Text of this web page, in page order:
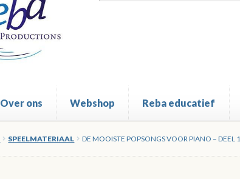
Over ons Webshop Reba educatief
SPEELMATERIAAL DE MOOISTE POPSONGS VOOR PIANO – DEEL 1